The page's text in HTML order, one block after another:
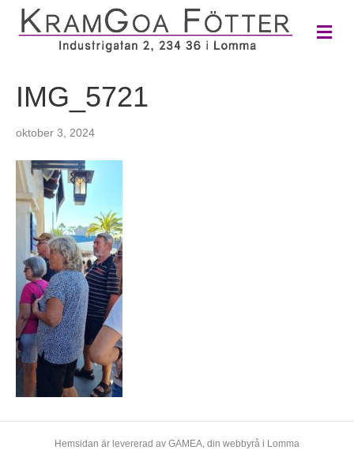
M
e
IMG_5721
oktober 3, 2024
Hemsidan är levererad av GAMEA, din webbyrå i Lomma